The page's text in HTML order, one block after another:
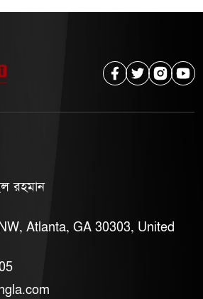
রহমান
Atlanta, GA 30303, United